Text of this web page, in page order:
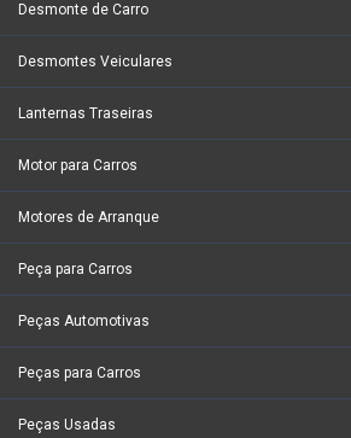
Desmonte de Carro
Desmontes Veiculares
Lanternas Traseiras
Motor para Carros
Motores de Arranque
Peça para Carros
Peças Automotivas
Peças para Carros
Peças Usadas